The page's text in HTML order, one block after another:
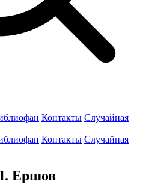
Контакты Случайная
Контакты Случайная
Ершов